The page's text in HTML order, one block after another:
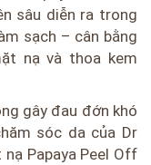
sâu diễn ra trong
sạch – cân bằng
nạ và thoa kem
gây đau đớn khó
sóc da của Dr
Papaya Peel Off